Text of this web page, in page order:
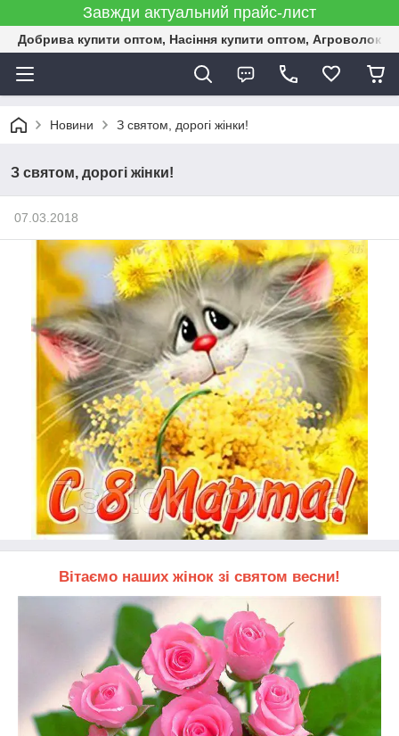
Завжди актуальний прайс-лист
Добрива купити оптом, Насіння купити оптом,
Новини З святом, дорогі жінки!
З святом, дорогі жінки!
07.03.2018
Вітаємо наших жінок зі святом весни!